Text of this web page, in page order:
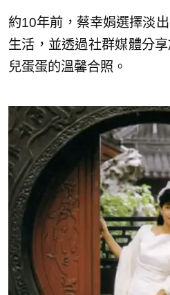
約10年前，蔡幸娟選擇淡
生活，並透過社群媒體分
兒蛋蛋的溫馨合照。